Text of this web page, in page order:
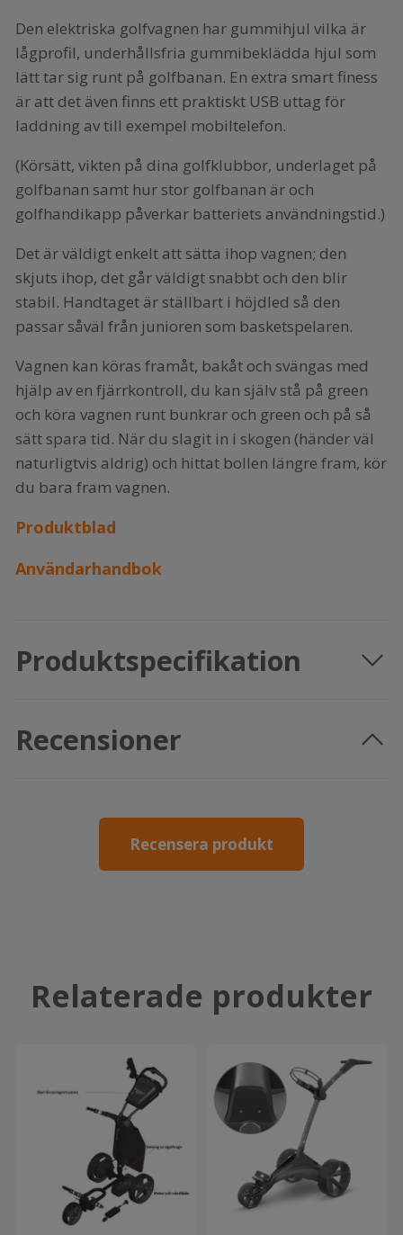
Den elektriska golfvagnen har gummihjul vilka är
lågprofil, underhållsfria gummibeklädda hjul som
lätt tar sig runt på golfbanan. En extra smart finess
är att det även finns ett praktiskt USB uttag för
laddning av till exempel mobiltelefon.
(Körsätt, vikten på dina golfklubbor, underlaget på
golfbanan samt hur stor golfbanan är och
golfhandikapp påverkar batteriets användningstid.)
Det är väldigt enkelt att sätta ihop vagnen; den
skjuts ihop, det går väldigt snabbt och den blir
stabil. Handtaget är ställbart i höjdled så den
passar såväl från junioren som basketspelaren.
Vagnen kan köras framåt, bakåt och svängas med
hjälp av en fjärrkontroll, du kan själv stå på green
och köra vagnen runt bunkrar och green och på så
sätt spara tid. När du slagit in i skogen (händer väl
naturligtvis aldrig) och hittat bollen längre fram, kör
du bara fram vagnen.
Produktblad
Användarhandbok
Produktspecifikation
Recensioner
Recensera produkt
Relaterade produkter